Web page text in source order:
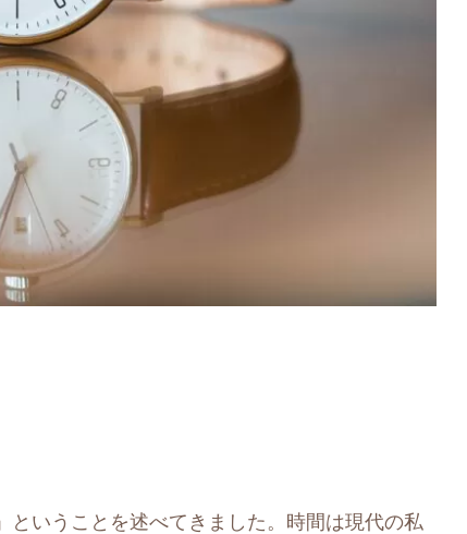
ということを述べてきました。時間は現代の私